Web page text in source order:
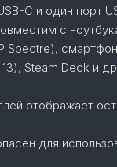
C и один порт
с
Spectre),
Steam Deck и
отображает
для